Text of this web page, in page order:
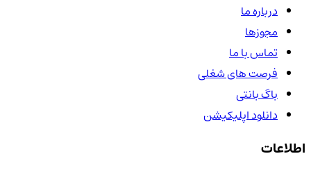
درباره ما
مجوزها
تماس با ما
فرصت های شغلی
باگ بانتی
دانلود اپلیکیشن
اطلاعات